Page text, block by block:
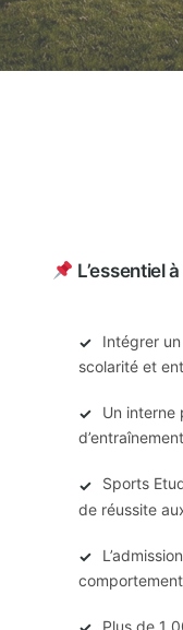
L’essentiel
✓
Intégrer
scolarité et
✓
Un interne
✓
Sports
de réussite
✓
Plus de 1